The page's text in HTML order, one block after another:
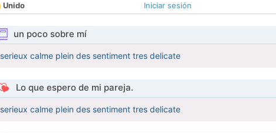
Unido
Iniciar sesión
un poco sobre mí
serieux calme plein des sentiment tres delicate
Lo que espero de mi pareja.
serieux calme plein des sentiment tres delicate